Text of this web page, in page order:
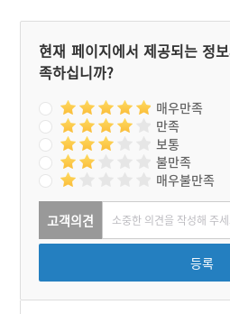
현재 페이지에서 제공되는 정
족하십니까?
매우만족
만족
보통
불만족
매우불만족
고객의견
등록